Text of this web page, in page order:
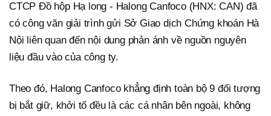
CTCP Đồ hộp Hạ long - Halong Canfoco (HNX: CAN) đã
có công văn giải trình gửi Sở Giao dịch Chứng khoán Hà
Nội liên quan đến nội dung phản ánh về nguồn nguyên
liệu đầu vào của công ty.
Theo đó, Halong Canfoco khẳng định toàn bộ 9 đối tượng
bị bắt giữ, khởi tố đều là các cá nhân bên ngoài, không